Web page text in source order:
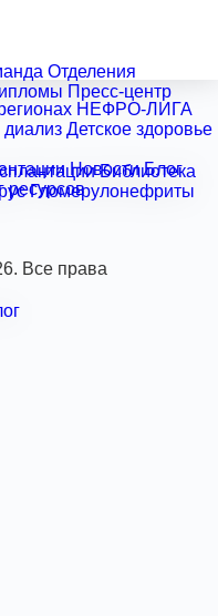
Отделения
Пресс-центр
Библиотека
Гломерулонефриты
НЕФРО-ЛИГА
Детское здоровье
Новости Блог
ресурсов
Все права